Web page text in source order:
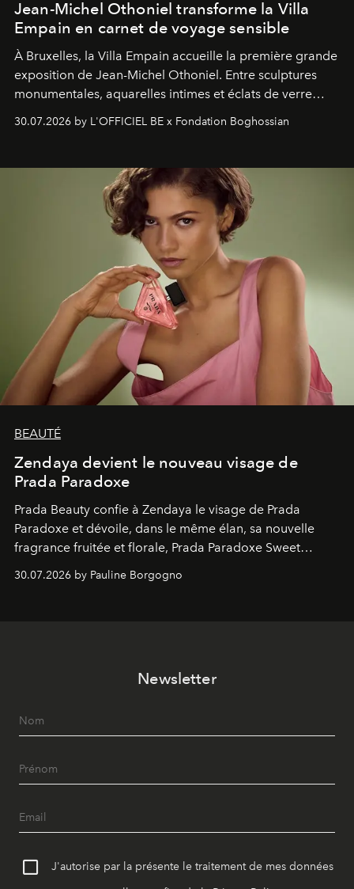
Jean-Michel Othoniel transforme la Villa
Empain en carnet de voyage sensible
À Bruxelles, la Villa Empain accueille la première grande
exposition de Jean-Michel Othoniel. Entre sculptures
monumentales, aquarelles intimes et éclats de verre
soufflé, l’artiste français compose un itinéraire
émotionnel où chaque œuvre devient le souvenir
émerveillement.
30.07.2026 by L'OFFICIEL BE x Fondation Boghossian
BEAUTÉ
Zendaya devient le nouveau visage de
Prada Paradoxe
Prada Beauty confie à Zendaya le visage de Prada
Paradoxe et dévoile, dans le même élan, sa nouvelle
fragrance fruitée et florale, Prada Paradoxe Sweet
Chemistry Eau de Parfum.
30.07.2026 by Pauline Borgogno
Newsletter
J'autorise par la présente le traitement de mes données